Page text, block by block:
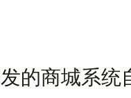
的商城系统